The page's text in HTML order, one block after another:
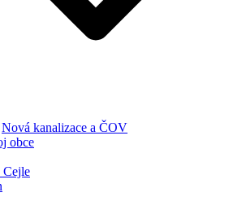
Nová kanalizace a ČOV
obce
Cejle